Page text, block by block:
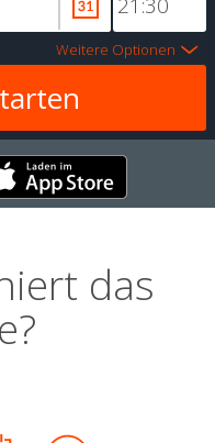
Weitere Optionen
das